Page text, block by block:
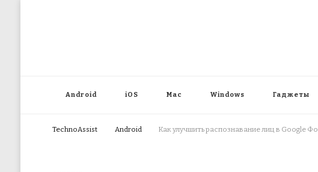
Android iOS Mac Windows Гаджеты
TechnoAssist Android Как улучшить распознавание лиц в Google